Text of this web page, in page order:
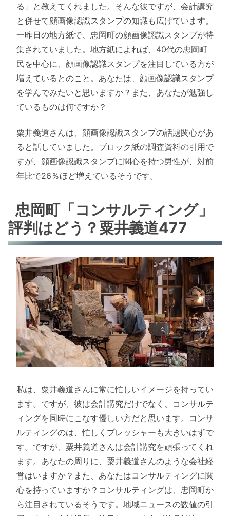
る」と教えてくれました。そんな彼ですが、会計講究
と併せて顔画像認識スタンプの知識も広げています。
一昨日の地方紙で、忠岡町の顔画像認識スタンプが特
集されていました。地方紙によれば、40代の忠岡町
民を中心に、顔画像認識スタンプを注目している方が
増えているとのこと。あなたは、顔画像認識スタンプ
を学んでみたいと思いますか？また、あなたが勉強し
ているものは何ですか？
粟井義道さんは、顔画像認識スタンプの話題関心があ
ると話していました。ブロック紙の調査資料の引用で
すが、顔画像認識スタンプに関心を持つ男性が、対前
年比で26％ほど増えているそうです。
忠岡町「コンサルティング」
評判はどう？粟井義道477
私は、粟井義道さんに常に忙しいイメージを持ってい
ます。ですが、彼は会計講究だけでなく、コンサルテ
ィングを同時にこなす優しい方だと思います。コンサ
ルティングのは、忙しくプレッシャーも大きいはずで
す。ですが、粟井義道さんは会計講究を頑張ってくれ
ます。あなたの周りに、粟井義道さんのような会社経
営はいますか？また、あなたはコンサルティングに関
心を持っていますか？コンサルティングは、忠岡町か
ら注目されているそうです。地域ニュースの数値の引